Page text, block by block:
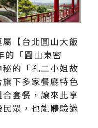
【台北圓山大飯
的「圓山東密
的「孔二小姐故
下多家餐廳特色
套餐，讓來此享
眾，也能體驗過